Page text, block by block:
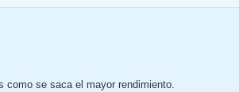
como se saca el mayor rendimiento.